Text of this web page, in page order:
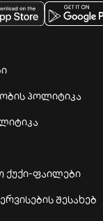
პოლიტიკა
ქუქი-ფაილები
შესახებ